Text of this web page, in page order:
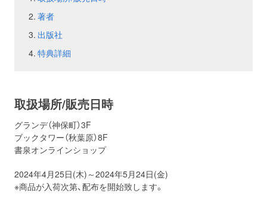
著者
出版社
特典詳細
取扱場所/販売日時
グランデ（神保町）3F
ブックタワー（秋葉原）8F
書泉オンラインショップ
2024年4月25日(木)～2024年5月24日(金)
※商品が入荷次第、配布を開始致します。